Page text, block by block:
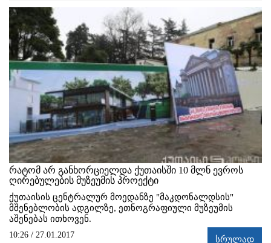
რატომ არ განხორციელდა ქუთაისში 10 მლნ ევროს
ღირებულების მუზეუმის პროექტი
ქუთაისის ცენტრალურ მოედანზე "მაკდონალდსის"
მშენებლობის ადგილზე, ეთნოგრაფიული მუზეუმის
აშენებას ითხოვენ.
10:26 / 27.01.2017 სრულად